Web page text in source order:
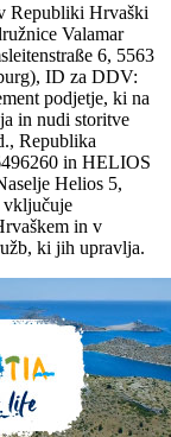
Republiki Hrvaški
Valamar
6, 5563
ID za DDV:
podjetje, ki na
in nudi storitve
Republika
in HELIOS
Helios 5,
vključuje
in v
ki jih upravlja.